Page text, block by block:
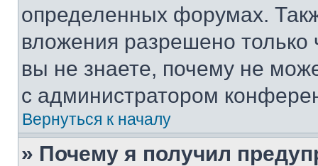
определенных форумах.
вложения разрешено
вы не знаете, почему не
с администратором
Вернуться к началу
» Почему я получил